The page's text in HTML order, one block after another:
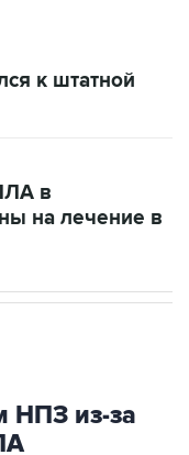
к штатной
в
на лечение в
НПЗ из-за